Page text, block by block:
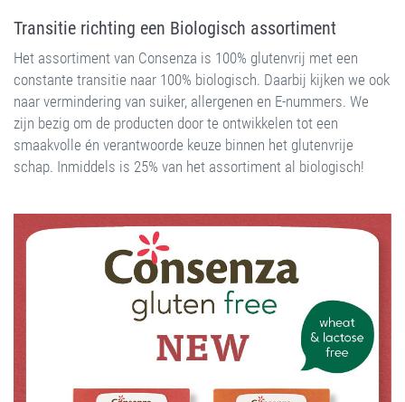
Transitie richting een Biologisch assortiment
Het assortiment van Consenza is 100% glutenvrij met een
constante transitie naar 100% biologisch. Daarbij kijken we ook
naar vermindering van suiker, allergenen en E-nummers. We
zijn bezig om de producten door te ontwikkelen tot een
smaakvolle én verantwoorde keuze binnen het glutenvrije
schap. Inmiddels is 25% van het assortiment al biologisch!